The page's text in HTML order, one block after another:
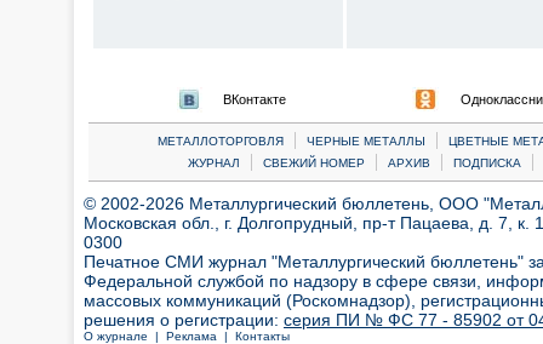
ВКонтакте
МЕТАЛЛОТОРГОВЛЯ | ЧЕРНЫЕ МЕТАЛЛЫ |
ЦВЕТНЫЕ
ЖУРНАЛ
| СВЕЖИЙ НОМЕР | АРХИВ | ПОДПИСКА |
© 2002-2026 Металлургический бюллетень, ООО
Московская обл., г. Долгопрудный, пр-т Пацаева, д. 7,
0300
Печатное СМИ журнал "Металлургический бюллетень"
Федеральной службой по надзору в сфере связи,
массовых коммуникаций (Роскомнадзор),
решения о регистрации: серия ПИ № ФС 77 - 85902 от 04
О журнале | Реклама | Контакты